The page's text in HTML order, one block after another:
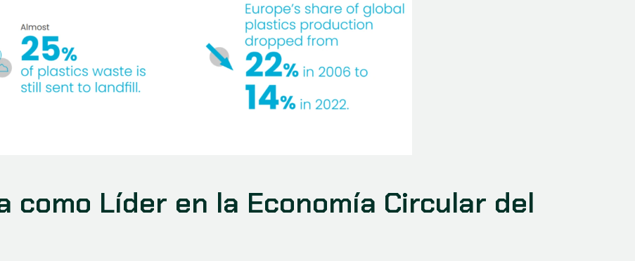
como Líder en la Economía Circular del